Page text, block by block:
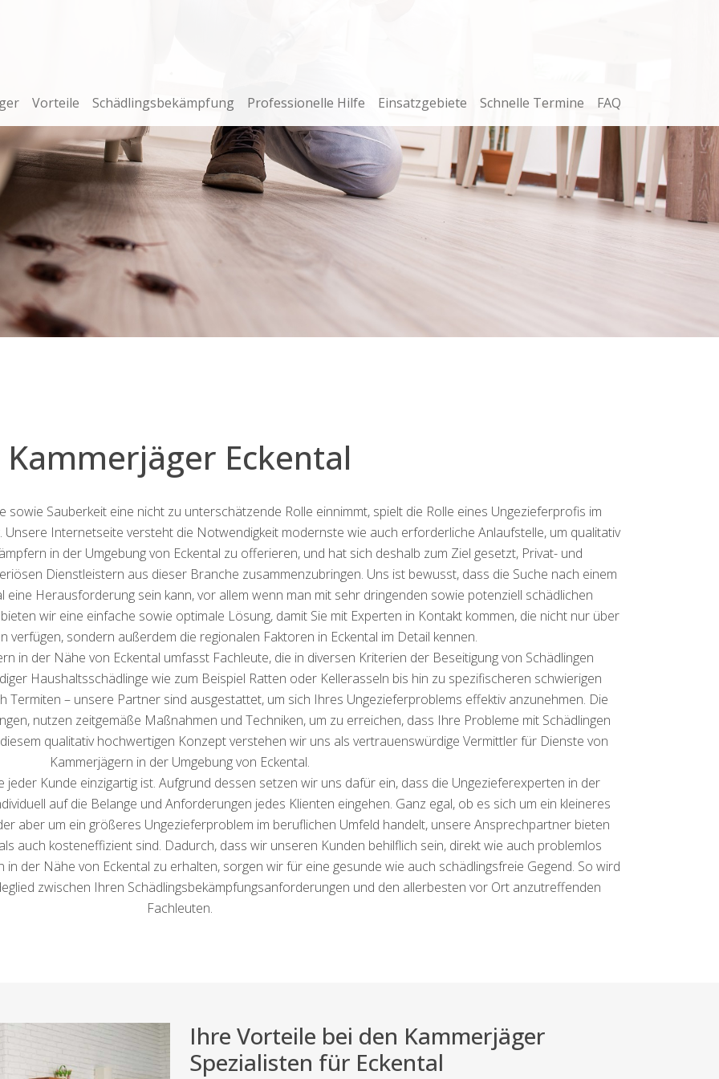
Vorteile Schädlingsbekämpfung Professionelle Hilfe Einsatzgebiete Schnelle Termine FAQ
Kammerjäger Eckental
Sauberkeit eine nicht zu unterschätzende Rolle einnimmt, spielt die Rolle eines Ungezieferprofis im
Internetseite versteht die Notwendigkeit modernste wie auch erforderliche Anlaufstelle, um qualitativ
in der Umgebung von Eckental zu offerieren, und hat sich deshalb zum Ziel gesetzt, Privat- und
Dienstleistern aus dieser Branche zusammenzubringen. Uns ist bewusst, dass die Suche nach einem
eine Herausforderung sein kann, vor allem wenn man mit sehr dringenden sowie potenziell schädlichen
wir eine einfache sowie optimale Lösung, damit Sie mit Experten in Kontakt kommen, die nicht nur über
verfügen, sondern außerdem die regionalen Faktoren in Eckental im Detail kennen.
in der Nähe von Eckental umfasst Fachleute, die in diversen Kriterien der Beseitigung von Schädlingen
Haushaltsschädlinge wie zum Beispiel Ratten oder Kellerasseln bis hin zu spezifischeren schwierigen
Termiten – unsere Partner sind ausgestattet, um sich Ihres Ungezieferproblems effektiv anzunehmen. Die
nutzen zeitgemäße Maßnahmen und Techniken, um zu erreichen, dass Ihre Probleme mit Schädlingen
qualitativ hochwertigen Konzept verstehen wir uns als vertrauenswürdige Vermittler für Dienste von
Kammerjägern in der Umgebung von Eckental.
Kunde einzigartig ist. Aufgrund dessen setzen wir uns dafür ein, dass die Ungezieferexperten in der
auf die Belange und Anforderungen jedes Klienten eingehen. Ganz egal, ob es sich um ein kleineres
aber um ein größeres Ungezieferproblem im beruflichen Umfeld handelt, unsere Ansprechpartner bieten
auch kosteneffizient sind. Dadurch, dass wir unseren Kunden behilflich sein, direkt wie auch problemlos
der Nähe von Eckental zu erhalten, sorgen wir für eine gesunde wie auch schädlingsfreie Gegend. So wird
zwischen Ihren Schädlingsbekämpfungsanforderungen und den allerbesten vor Ort anzutreffenden
Fachleuten.
Ihre Vorteile bei den Kammerjäger
Spezialisten für Eckental